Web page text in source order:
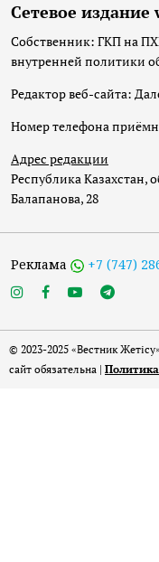
Сетевое издание
Собственник: ГКП на
внутренней политики
Редактор веб-сайта:
Номер телефона
Адрес редакции
Республика Казахстан,
Балапанова, 28
Реклама +7 (747)
© 2023-2025 «Вестник
сайт обязательна |